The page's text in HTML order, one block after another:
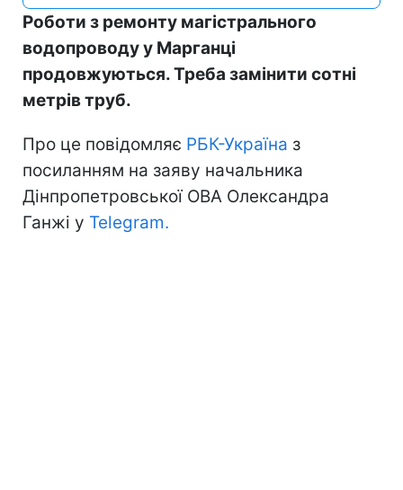
Роботи з ремонту магістрального
водопроводу у Марганці
продовжуються. Треба замінити сотні
метрів труб.
Про це повідомляє РБК-Україна з
посиланням на заяву начальника
Дінпропетровської ОВА Олександра
Ганжі у Telegram.